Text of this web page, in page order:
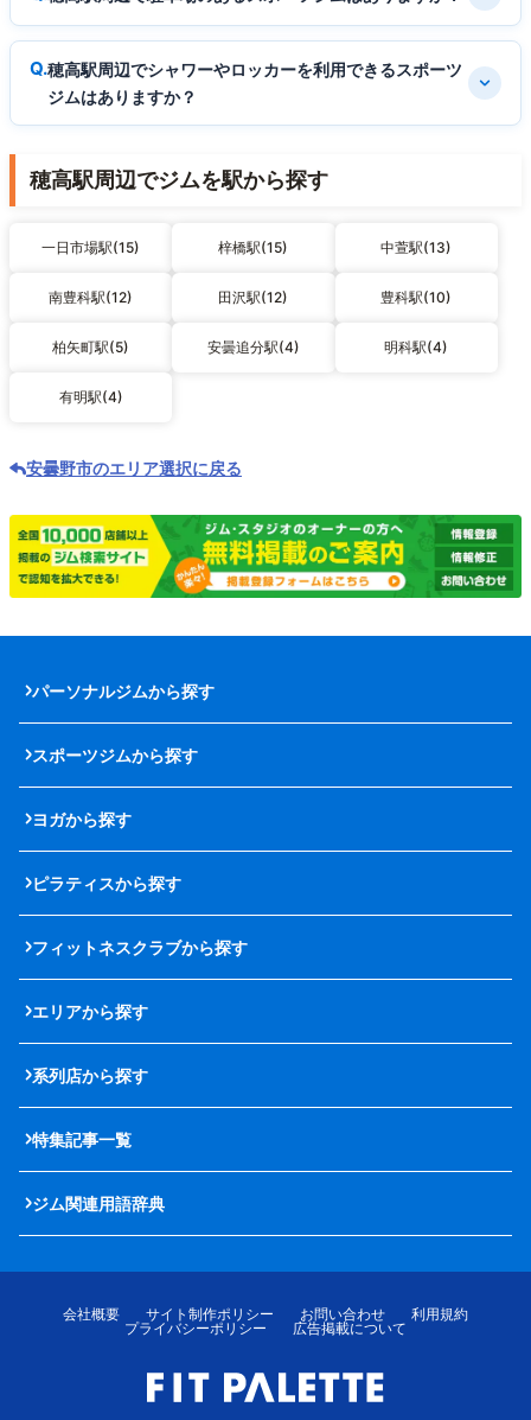
穂高駅周辺でシャワーやロッカーを利用できるスポーツ
ジムはありますか？
穂高駅周辺でジムを駅から探す
一日市場駅(15) 梓橋駅(15) 中萱駅(13)
南豊科駅(12) 田沢駅(12) 豊科駅(10)
柏矢町駅(5) 安曇追分駅(4) 明科駅(4)
有明駅(4)
安曇野市のエリア選択に戻る
パーソナルジムから探す
スポーツジムから探す
ヨガから探す
ピラティスから探す
フィットネスクラブから探す
エリアから探す
系列店から探す
特集記事一覧
ジム関連用語辞典
会社概要 サイト制作ポリシー お問い合わせ
利用規約
プライバシーポリシー
広告掲載について